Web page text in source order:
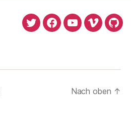
TwitterFacebook
YouTube
Vimeo
Nach oben ↑